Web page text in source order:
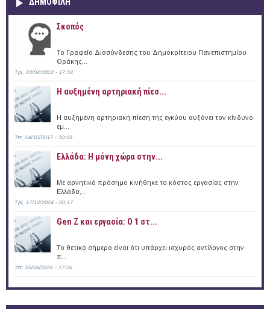
Σκοπός
Το Γραφείο Διασύνδεσης του Δημοκρίτειου Πανεπιστημίου
Θράκης...
Τρί, 03/04/2012 - 17:34
Η αυξημένη αρτηριακή πίεσ...
Η αυξημένη αρτηριακή πίεση της εγκύου αυξάνει τον κίνδυνο
εμ...
Τετ, 04/10/2017 - 10:18
Ελλάδα: Η μόνη χώρα στην...
Με αρνητικό πρόσημο κινήθηκε το κόστος εργασίας στην
Ελλάδα,...
Τρί, 17/12/2024 - 00:17
Gen Z και εργασία: Ο 1 στ...
Το θετικό σήμερα είναι ότι υπάρχει ισχυρός αντίλογος στην
π...
Τετ, 05/08/2026 - 17:26